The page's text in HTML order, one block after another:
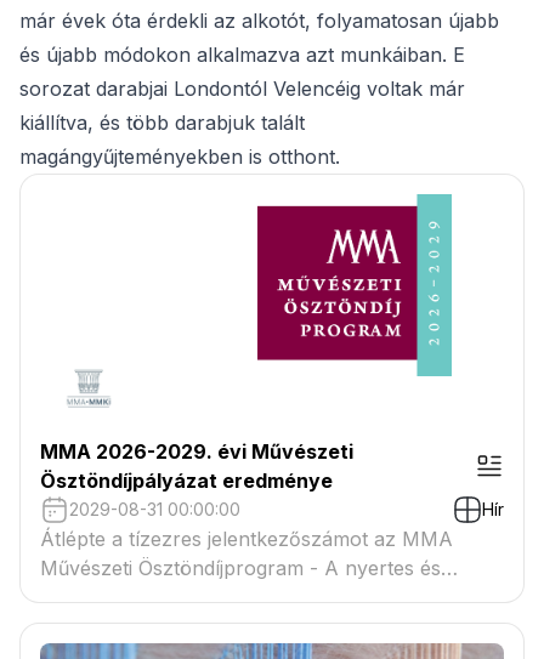
már évek óta érdekli az alkotót, folyamatosan újabb
és újabb módokon alkalmazva azt munkáiban. E
sorozat darabjai Londontól Velencéig voltak már
kiállítva, és több darabjuk talált
magángyűjteményekben is otthont.
MMA 2026-2029. évi Művészeti
Ösztöndíjpályázat eredménye
2029-08-31 00:00:00 Hír
Átlépte a tízezres jelentkezőszámot az MMA
Művészeti Ösztöndíjprogram - A nyertes és
tartaléklistás pályázók névsora megtekinthető a
csatolmányban